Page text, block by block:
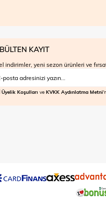
KAYIT
indirimler, yeni sezon ürünleri ve
Üyelik Koşulları ve KVKK Aydınlatma Metni